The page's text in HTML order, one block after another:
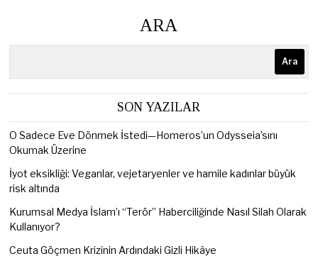
ARA
Ara
SON YAZILAR
O Sadece Eve Dönmek İstedi—Homeros’un Odysseia’sını
Okumak Üzerine
İyot eksikliği: Veganlar, vejetaryenler ve hamile kadınlar büyük
risk altında
Kurumsal Medya İslam’ı “Terör” Haberciliğinde Nasıl Silah Olarak
Kullanıyor?
Ceuta Göçmen Krizinin Ardındaki Gizli Hikâye